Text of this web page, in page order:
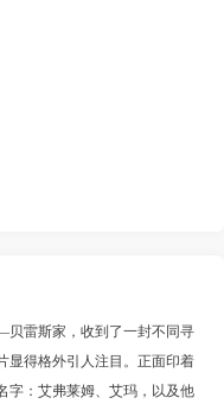
雷斯家，收到了一封不同寻
显得格外引人注目。正面印着
字：艾弗莱姆、艾玛，以及他